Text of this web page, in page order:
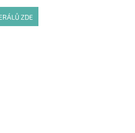
ZDE